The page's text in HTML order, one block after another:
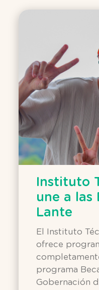
Instituto
une a las
Lante
El Instituto
ofrece
programa
Gobernación